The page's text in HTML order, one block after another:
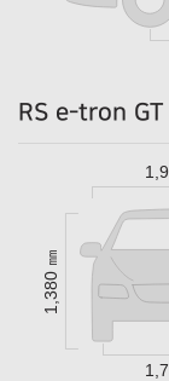
RS e-tron
1,380 ㎜